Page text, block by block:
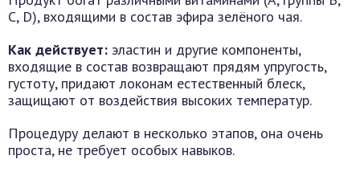
С, D), входящими в состав эфира зелёного чая.
Как действует: эластин и другие компоненты,
входящие в состав возвращают прядям упругость,
густоту, придают локонам естественный блеск,
защищают от воздействия высоких температур.
Процедуру делают в несколько этапов, она очень
проста, не требует особых навыков.